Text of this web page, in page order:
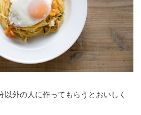
以外の人に作ってもらうとおいしく